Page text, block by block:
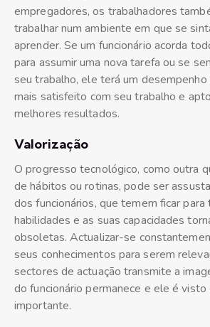
empregadores, os trabalhadores
trabalhar num ambiente em que se
aprender. Se um funcionário acorda
para assumir uma nova tarefa ou se
seu trabalho, ele terá um desempenho
mais satisfeito com seu trabalho e
melhores resultados.
Valorização
O progresso tecnológico, como outra
de hábitos ou rotinas, pode ser
dos funcionários, que temem ficar para
habilidades e as suas capacidades
obsoletas. Actualizar-se
seus conhecimentos para serem
sectores de actuação transmite a
do funcionário permanece e ele é visto
importante.